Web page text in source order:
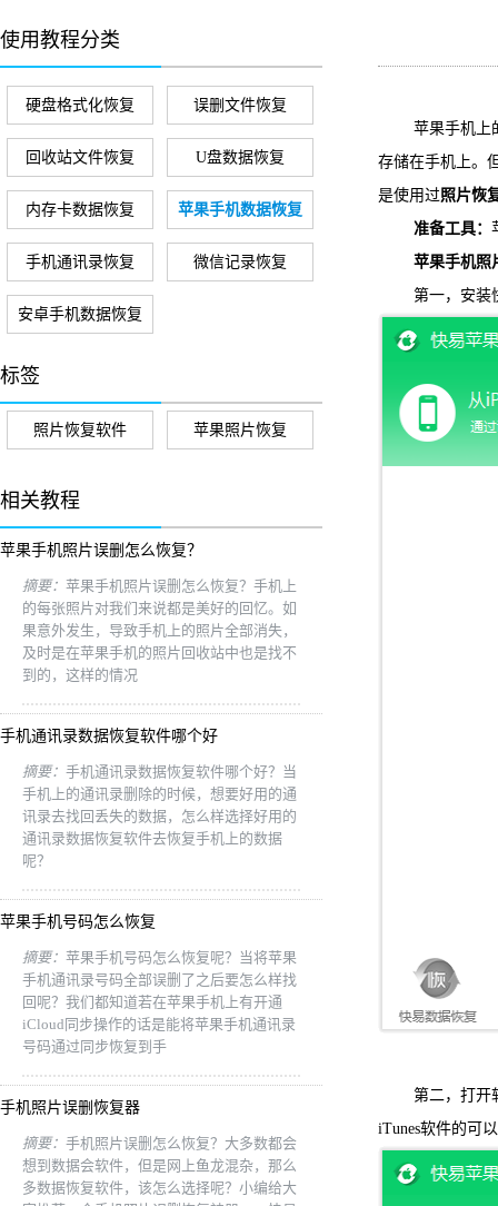
使用教程分类
硬盘格式化恢复 误删文件恢复
回收站文件恢复 U盘数据恢复
内存卡数据恢复 苹果手机数据恢复
手机通讯录恢复 微信记录恢复
安卓手机数据恢复
标签
照片恢复软件 苹果照片恢复
相关教程
苹果手机照片误删怎么恢复？
摘要： 苹果手机照片误删怎么恢复？手机上
的每张照片对我们来说都是美好的回忆。如
果意外发生，导致手机上的照片全部消失，
及时是在苹果手机的照片回收站中也是找不
到的，这样的情况
手机通讯录数据恢复软件哪个好
摘要： 手机通讯录数据恢复软件哪个好？当
手机上的通讯录删除的时候，想要好用的通
讯录去找回丢失的数据，怎么样选择好用的
通讯录数据恢复软件去恢复手机上的数据
呢？
苹果手机号码怎么恢复
摘要： 苹果手机号码怎么恢复呢？当将苹果
手机通讯录号码全部误删了之后要怎么样找
回呢？我们都知道若在苹果手机上有开通
iCloud同步操作的话是能将苹果手机通讯录
号码通过同步恢复到手
手机照片误删恢复器
摘要： 手机照片误删怎么恢复？大多数都会
想到数据会软件，但是网上鱼龙混杂，那么
多数据恢复软件，该怎么选择呢？小编给大
苹果手机上的
存储在手机上。
是使用过照片恢
准备工具：
苹果手机照
第一，安装快
第二，打开软
iTunes软件的可